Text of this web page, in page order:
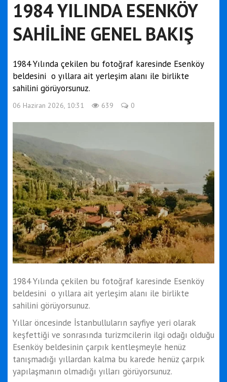
1984 YILINDA ESENKÖY
SAHİLİNE GENEL BAKIŞ
1984 Yılında çekilen bu fotoğraf karesinde Esenköy
beldesini o yıllara ait yerleşim alanı ile birlikte
sahilini görüyorsunuz.
06 Haziran 2026, 10:31 639 0
1984 Yılında çekilen bu fotoğraf karesinde Esenköy
beldesini o yıllara ait yerleşim alanı ile birlikte
sahilini görüyorsunuz.
Yıllar öncesinde İstanbulluların sayfiye yeri olarak
keşfettiği ve sonrasında turizmcilerin ilgi odağı olduğu
Esenköy beldesinin çarpık kentleşmeyle henüz
tanışmadığı yıllardan kalma bu karede henüz çarpık
yapılaşmanın olmadığı yılları görüyorsunuz.